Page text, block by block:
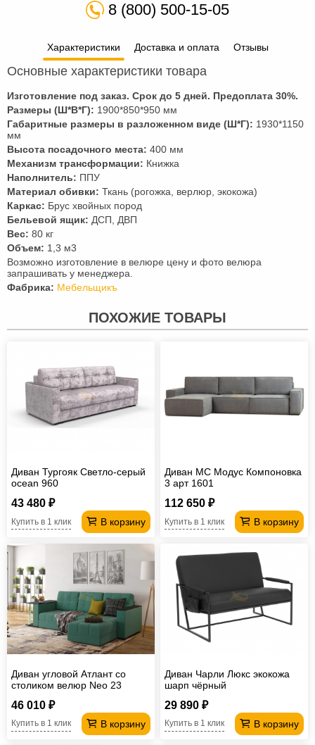
8 (800) 500-15-05
Характеристики Доставка и оплата Отзывы
Основные характеристики товара
Изготовление под заказ. Срок до 5 дней. Предоплата 30%.
Размеры (Ш*В*Г): 1900*850*950 мм
Габаритные размеры в разложенном виде (Ш*Г): 1930*1150
мм
Высота посадочного места: 400 мм
Механизм трансформации: Книжка
Наполнитель: ППУ
Материал обивки: Ткань (рогожка, верлюр, экокожа)
Каркас: Брус хвойных пород
Бельевой ящик: ДСП, ДВП
Вес: 80 кг
Объем: 1,3 м3
Возможно изготовление в велюре цену и фото велюра
запрашивать у менеджера.
Фабрика: Мебельщикъ
ПОХОЖИЕ ТОВАРЫ
Диван Тургояк Светло-серый
ocean 960
43 480 ₽
В корзину
Купить в 1 клик
Диван МС Модус Компоновка
3 арт 1601
112 650 ₽
В корзину
Купить в 1 клик
Диван угловой Атлант со
столиком велюр Neo 23
46 010 ₽
В корзину
Купить в 1 клик
Диван Чарли Люкс экокожа
шарп чёрный
29 890 ₽
В корзину
Купить в 1 клик